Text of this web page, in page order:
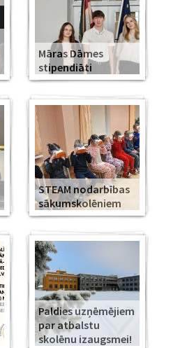
Māras Dāmes
stipendiāti
STEAM nodarbības
sākumskolēniem
Paldies uzņēmējiem
par atbalstu
skolēnu izaugsmei!